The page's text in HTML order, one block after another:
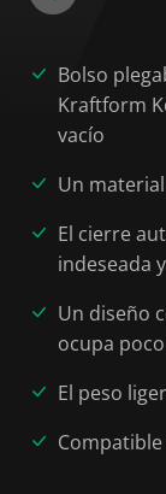
Bolso
Kraftform
vacío
Un
El cierre
indeseada
Un diseño
ocupa
El peso